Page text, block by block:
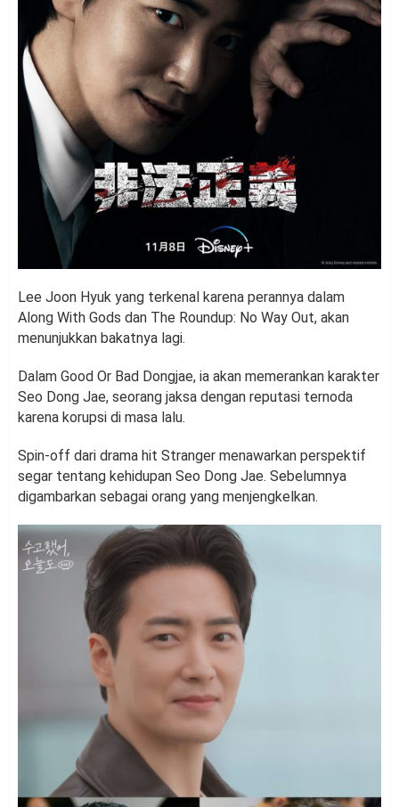
Lee Joon Hyuk yang terkenal karena perannya dalam
Along With Gods dan The Roundup: No Way Out, akan
menunjukkan bakatnya lagi.
Dalam Good Or Bad Dongjae, ia akan memerankan karakter
Seo Dong Jae, seorang jaksa dengan reputasi ternoda
karena korupsi di masa lalu.
Spin-off dari drama hit Stranger menawarkan perspektif
segar tentang kehidupan Seo Dong Jae. Sebelumnya
digambarkan sebagai orang yang menjengkelkan.